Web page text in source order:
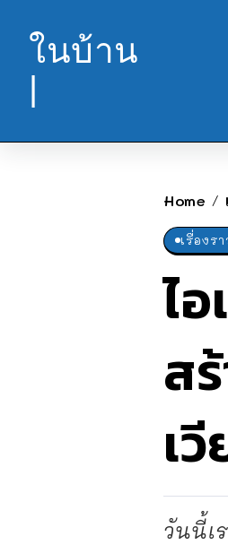
ในบ้าน
|
Home /
เรื่องร
ไ
ส
เ
วันนี้เ